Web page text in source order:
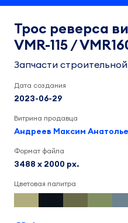
Трос реверса
VMR-115 /
Запчасти
Дата создания
2023-06-29
Витрина продавца
Андреев Максим
Формат файла
3488 x 2000 px.
Цветовая палитра